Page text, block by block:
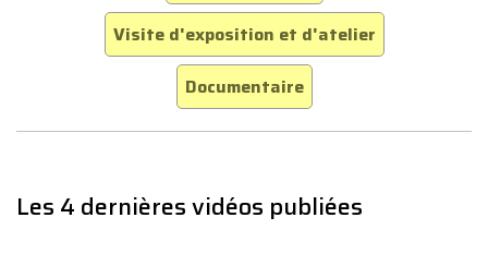
Visite d'exposition et d'atelier
Documentaire
Les 4 dernières vidéos publiées